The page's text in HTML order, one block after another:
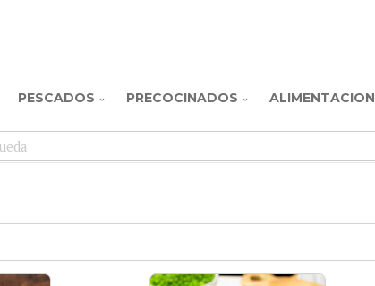
PESCADOS PRECOCINADOS ALIMENTACION